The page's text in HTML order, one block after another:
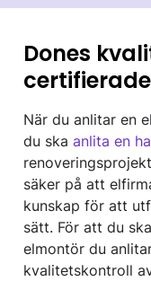
Dones
När du anlitar en
du ska anlita en
säker på att
kunskap för att
sätt. För att du
elmontör du
kvalitetskontroll